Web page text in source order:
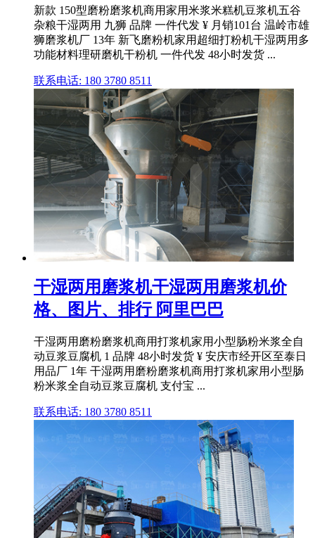
新款 150型磨粉磨浆机商用家用米浆米糕机豆浆机五谷
杂粮干湿两用 九狮 品牌 一件代发 ¥ 月销101台 温岭市雄
狮磨浆机厂 13年 新飞磨粉机家用超细打粉机干湿两用多
功能材料理研磨机干粉机 一件代发 48小时发货 ...
联系电话: 180 3780 8511
干湿两用磨浆机干湿两用磨浆机价
格、图片、排行 阿里巴巴
干湿两用磨粉磨浆机商用打浆机家用小型肠粉米浆全自
动豆浆豆腐机 1 品牌 48小时发货 ¥ 安庆市经开区至泰日
用品厂 1年 干湿两用磨粉磨浆机商用打浆机家用小型肠
粉米浆全自动豆浆豆腐机 支付宝 ...
联系电话: 180 3780 8511